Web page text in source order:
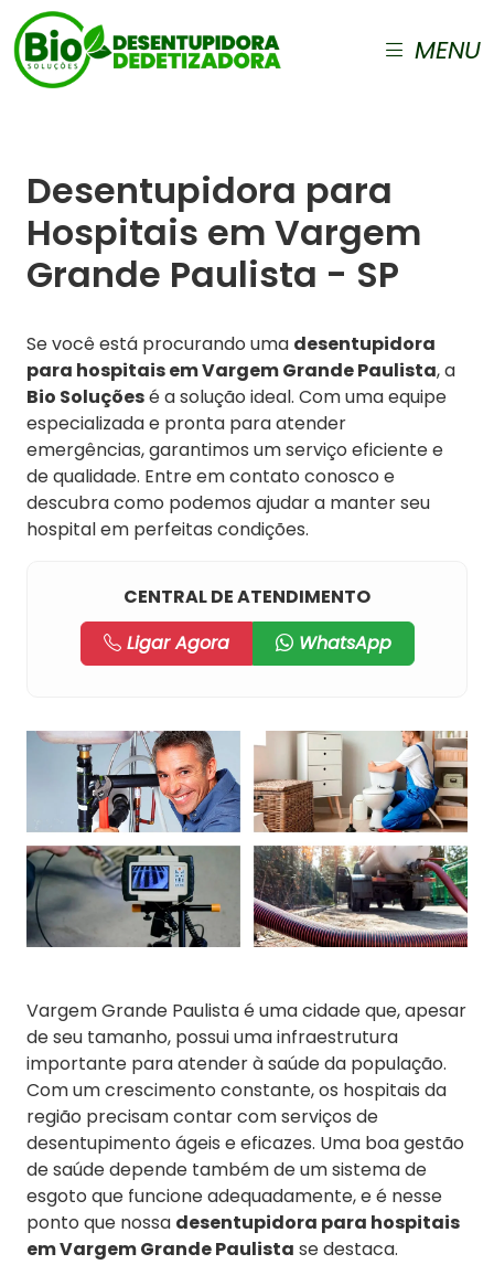
MENU
Desentupidora para
Hospitais em Vargem
Grande Paulista - SP
Se você está procurando uma desentupidora
para hospitais em Vargem Grande Paulista, a
Bio Soluçõesé a solução ideal. Com uma equipe
especializada e pronta para atender
emergências, garantimos um serviço eficiente e
de qualidade. Entre em contato conosco e
descubra como podemos ajudar a manter seu
hospital em perfeitas condições.
CENTRAL DE ATENDIMENTO
Ligar Agora
WhatsApp
Vargem Grande Paulista é uma cidade que, apesar
de seu tamanho, possui uma infraestrutura
importante para atender à saúde da população.
Com um crescimento constante, os hospitais da
região precisam contar com serviços de
desentupimento ágeis e eficazes. Uma boa gestão
de saúde depende também de um sistema de
esgoto que funcione adequadamente, e é nesse
ponto que nossa desentupidora para hospitais
em Vargem Grande Paulista se destaca.